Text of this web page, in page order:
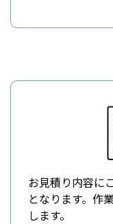
お見積り内容に
となります。作
します。